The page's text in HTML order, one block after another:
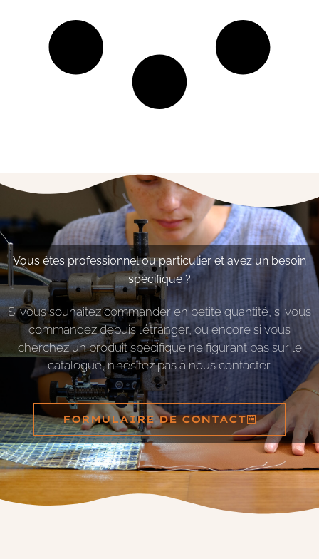
Vous êtes professionnel ou particulier et avez un besoin
spécifique ?
Si vous souhaitez commander en petite quantité, si vous
commandez depuis l’étranger, ou encore si vous
cherchez un produit spécifique ne figurant pas sur le
catalogue, n’hésitez pas à nous contacter.
FORMULAIRE DE CONTACT